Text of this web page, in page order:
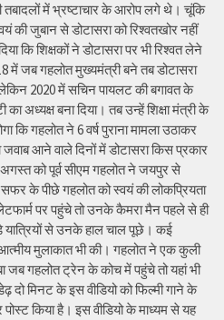
तबादलों में भ्रष्टाचार के आरोप लगे थे। चूंकि
की जुबान से डोटासरा को रिश्वतखोर नहीं
कि शिक्षकों ने डोटासरा पर भी रिश्वत लेने
में जब गहलोत मुख्यमंत्री बने तब डोटासरा
लेकिन 2020 में सचिन पायलट की बगावत के
अध्यक्ष बना दिया। तब उन्हें शिक्षा मंत्री के
कि गहलोत ने 6 वर्ष पुराना मामला उठाकर
आने वाले दिनों में डोटासरा किस प्रकार
को पूर्व सीएम गहलोत ने जयपुर से
के पीछे गहलोत को स्वयं की लोकप्रियता
पर पहुंचे तो उनके कैमरा मैन पहले से ही
यात्रियों से उनके हाल चाल पूछे। कई
मुलाकात भी की। गहलोत ने एक कुली
जब गहलोत ट्रेन के कोच में पहुंचे तो यहां भी
दो मिनट के इस वीडियो को फिल्मी गाने के
किया है। इस वीडियो के माध्यम से यह